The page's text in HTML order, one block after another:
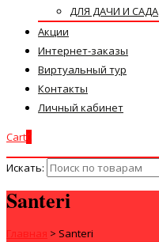
ДЛЯ ДАЧИ И САДА
Акции
Интернет-заказы
Виртуальный тур
Контакты
Личный кабинет
Cart
Искать:
Santeri
Главная > Santeri